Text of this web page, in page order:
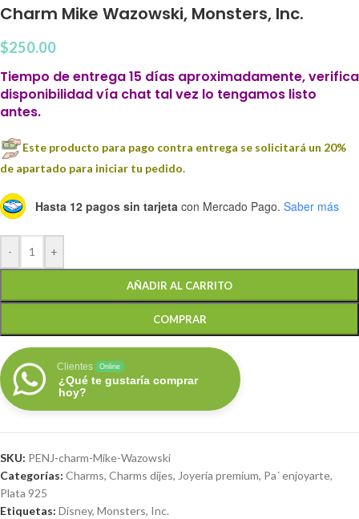
Charm Mike Wazowski, Monsters, Inc.
$250.00
Tiempo de entrega 15 días aproximadamente, verifica
disponibilidad vía chat tal vez lo tengamos listo
antes.
Este producto para pago contra entrega se solicitará un 20%
de apartado para iniciar tu pedido.
Hasta 12 pagos sin tarjeta con Mercado Pago. Saber más
- +
AÑADIR AL CARRITO
COMPRAR
Clientes Online
¿Qué te gustaría comprar
hoy?
SKU: PENJ-charm-Mike-Wazowski
Categorías: Charms, Charms dijes, Joyería premium, Pa´ enjoyarte,
Plata 925
Etiquetas: Disney, Monsters, Inc.